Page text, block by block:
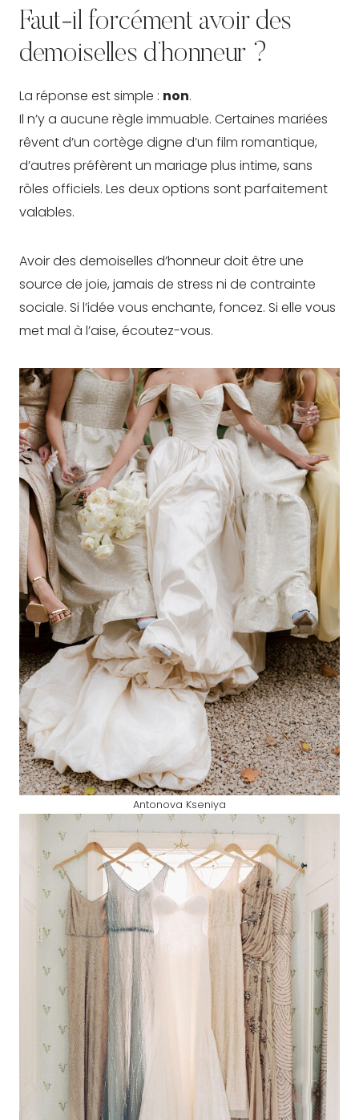
Faut-il forcément avoir des
demoiselles d’honneur ?
La réponse est simple : non.
Il n’y a aucune règle immuable. Certaines mariées
rêvent d’un cortège digne d’un film romantique,
d’autres préfèrent un mariage plus intime, sans
rôles officiels. Les deux options sont parfaitement
valables.
Avoir des demoiselles d’honneur doit être une
source de joie, jamais de stress ni de contrainte
sociale. Si l’idée vous enchante, foncez. Si elle vous
met mal à l’aise, écoutez-vous.
Antonova Kseniya